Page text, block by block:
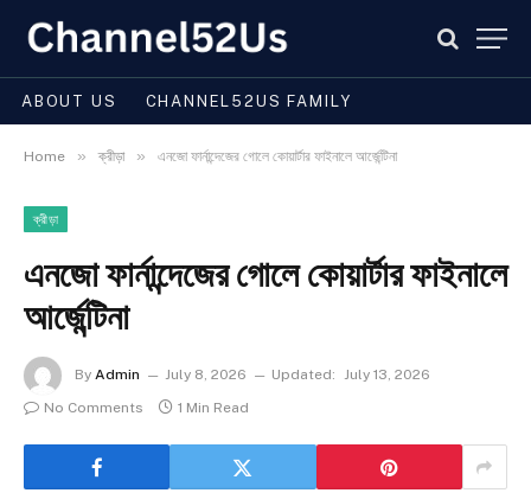
ABOUT US CHANNEL52US FAMILY
Home » ক্রীড়া » এনজো ফার্নান্দেজের গোলে কোয়ার্টার ফাইনালে আর্জেন্টিনা
ক্রীড়া
এনজো ফার্নান্দেজের গোলে কোয়ার্টার ফাইনালে
আর্জেন্টিনা
By Admin July 8, 2026 Updated: July 13, 2026
No Comments
1 Min Read